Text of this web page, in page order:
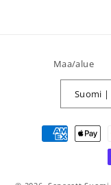
Maa/alue
Maksutavat